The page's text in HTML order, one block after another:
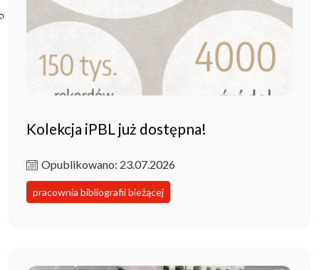
Poczta ibl.waw.pl
Kontakt
Kolekcja iPBL już dostępna!
Opublikowano: 23.07.2026
pracownia bibliografii bieżącej